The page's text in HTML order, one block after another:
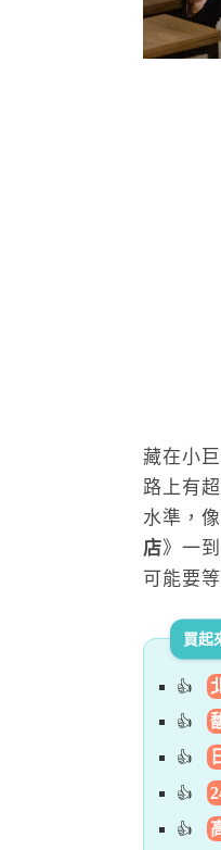
藏在小
路上有
水準，
店》一
可能要
買起